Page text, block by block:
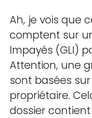
Ah, je vois que
comptent sur
Impayés (GLI)
Attention, une
sont basées
propriétaire.
dossier contient